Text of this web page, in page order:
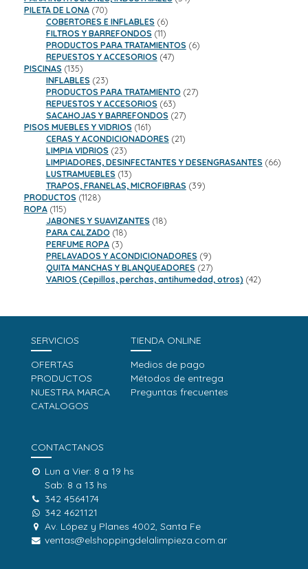
PILETA DE LONA 7070
productos
COBERTORES E INFLABLES 66
productos
FILTROS Y BARREFONDOS 1111
productos
PRODUCTOS PARA TRATAMIENTOS 66
REPUESTOS Y ACCESORIOS 4747
PISCINAS 135135
productos
INFLABLES 2323
productos
PRODUCTOS PARA TRATAMIENTO 2727
REPUESTOS Y ACCESORIOS 6363
productos
SACAHOJAS Y BARREFONDOS 2727
PISOS MUEBLES Y VIDRIOS 161161
productos
CERAS Y ACONDICIONADORES 2121
LIMPIA VIDRIOS 2323
productos
LIMPIADORES, DESINFECTANTES Y DESENGRASANTES 6666
LUSTRAMUEBLES 1313
productos
TRAPOS, FRANELAS, MICROFIBRAS 3939
PRODUCTOS 11281128
ROPA 115115
productos
JABONES Y SUAVIZANTES 1818
PARA CALZADO 1818
PERFUME ROPA 33
productos
PRELAVADOS Y ACONDICIONADORES 99
productos
QUITA MANCHAS Y BLANQUEADORES 2727
productos
VARIOS (Cepillos, perchas, antihumedad, otros) 4242
SERVICIOS
OFERTAS
PRODUCTOS
NUESTRA MARCA
CATALOGOS
TIENDA ONLINE
Medios de pago
Métodos de entrega
Preguntas frecuentes
CONTACTANOS
Lun a Vier: 8 a 19 hs
Sab: 8 a 13 hs
342 4564174
342 4621121
Av. López y Planes 4002, Santa Fe
ventas@elshoppingdelalimpieza.com.ar